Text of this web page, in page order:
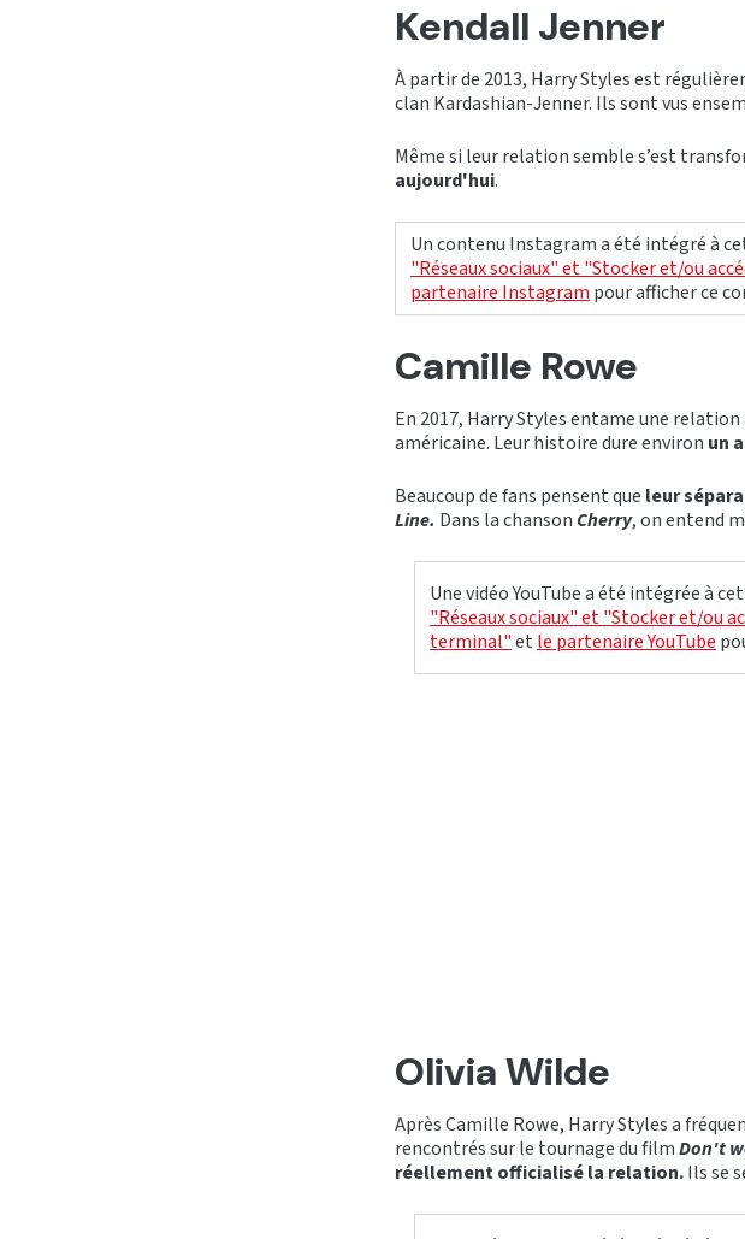
Kendall Jenner
À partir de 2013, Harry Styles est
clan Kardashian-Jenner. Ils sont vus
Même si leur relation semble s’est
aujourd'hui.
Un contenu Instagram a été intégré à
"Réseaux sociaux" et "Stocker et/ou
partenaire Instagram pour afficher ce
Camille Rowe
En 2017, Harry Styles entame une relation
américaine. Leur histoire dure environ un
Beaucoup de fans pensent que leur
Line. Dans la chanson Cherry, on entend
Une vidéo YouTube a été intégrée à
"Réseaux sociaux" et "Stocker et/ou
terminal"et le partenaire YouTube
Olivia Wilde
Après Camille Rowe, Harry Styles a
rencontrés sur le tournage du filmDon't
réellement officialisé la relation.Ils se